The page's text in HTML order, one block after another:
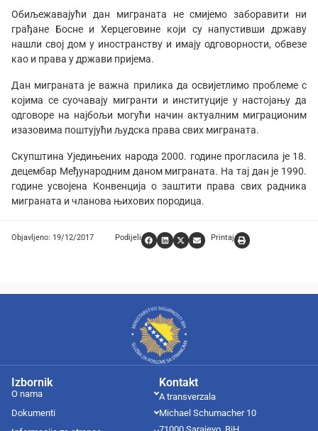
Обиљежавајући дан миграната не смијемо заборавити ни
грађане Босне и Херцеговине који су напустивши државу
нашли свој дом у иностранству и имају одговорности, обвезе
као и права у држави пријема.
Дан миграната је важна прилика да освијетлимо проблеме с
којима се суочавају мигранти и институције у настојању да
одговоре на најбољи могући начин актуалним миграционим
изазовима поштујући људска права свих миграната.
Скупштина Уједињених народа 2000. године прогласила је 18.
децембар Међународним даном миграната. На тај дан је 1990.
године усвојена Конвенција о заштити права свих радника
миграната и чланова њихових породица.
Objavljeno: 19/12/2017 Podijeli Printaj
Kontakt
A transverzala
Michael Schumacher 10
Izbornik
O nama
Dokumenti